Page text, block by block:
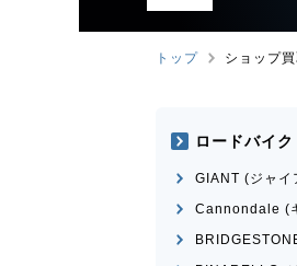
トップ ショップ
ロードバイク
GIANT (ジャイ
Cannondale (